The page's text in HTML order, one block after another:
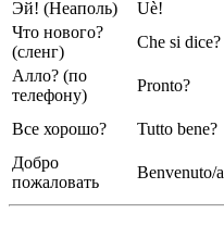
Эй! (Неаполь)
Uè!
Что нового?
(сленг)
Che si dice?
Алло? (по
телефону)
Pronto?
Все хорошо? Tutto bene?
Добро
пожаловать
Benvenuto/a